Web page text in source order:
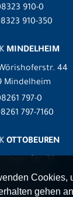
910-0
910-350
MINDELHEIM
44
Mindelheim
797-0
797-7160
OTTOBEUREN
Ottobeuren
792-0
Cookies,
gehen